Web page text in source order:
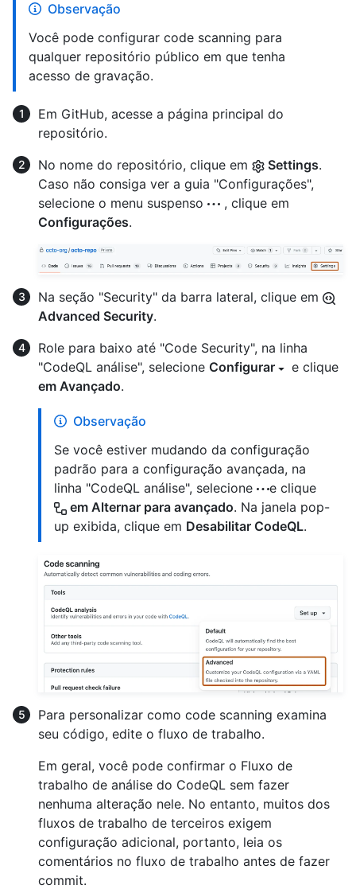
Observação
Você pode configurar code scanning para
qualquer repositório público em que tenha
acesso de gravação.
Em GitHub, acesse a página principal do
repositório.
No nome do repositório, clique em
Settings.
Caso não consiga ver a guia "Configurações",
selecione o menu suspenso
, clique em
Configurações.
Na seção "Security" da barra lateral, clique em
Advanced Security.
Role para baixo até "Code Security", na linha
"CodeQL análise", selecione Configurar
e clique
em Avançado.
Observação
Se você estiver mudando da configuração
padrão para a configuração avançada, na
linha "CodeQL análise", selecione
e clique
em Alternar para avançado. Na janela pop-
up exibida, clique em Desabilitar CodeQL.
Para personalizar como code scanning examina
seu código, edite o fluxo de trabalho.
Em geral, você pode confirmar o Fluxo de
trabalho de análise do CodeQL sem fazer
nenhuma alteração nele. No entanto, muitos dos
fluxos de trabalho de terceiros exigem
configuração adicional, portanto, leia os
comentários no fluxo de trabalho antes de fazer
commit.